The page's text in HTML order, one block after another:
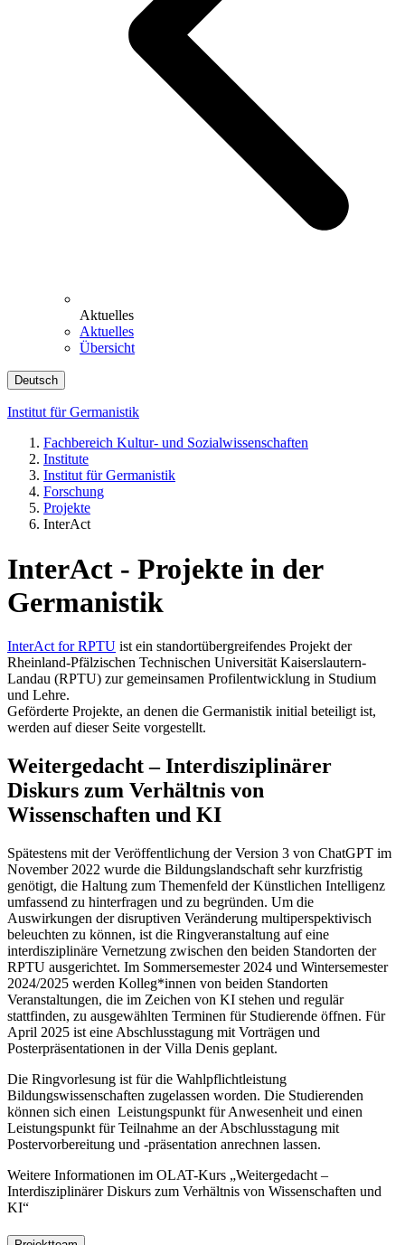
Aktuelles
Aktuelles
Übersicht
Deutsch
Institut für Germanistik
Fachbereich Kultur- und Sozialwissenschaften
Institute
Institut für Germanistik
Forschung
Projekte
InterAct
InterAct - Projekte in der
Germanistik
InterAct for RPTU ist ein standortübergreifendes Projekt der
Rheinland-Pfälzischen Technischen Universität Kaiserslautern-
Landau (RPTU) zur gemeinsamen Profilentwicklung in Studium
und Lehre.
Geförderte Projekte, an denen die Germanistik initial beteiligt ist,
werden auf dieser Seite vorgestellt.
Weitergedacht – Interdisziplinärer
Diskurs zum Verhältnis von
Wissenschaften und KI
Spätestens mit der Veröffentlichung der Version 3 von ChatGPT im
November 2022 wurde die Bildungslandschaft sehr kurzfristig
genötigt, die Haltung zum Themenfeld der Künstlichen Intelligenz
umfassend zu hinterfragen und zu begründen. Um die
Auswirkungen der disruptiven Veränderung multiperspektivisch
beleuchten zu können, ist die Ringveranstaltung auf eine
interdisziplinäre Vernetzung zwischen den beiden Standorten der
RPTU ausgerichtet. Im Sommersemester 2024 und Wintersemester
2024/2025 werden Kolleg*innen von beiden Standorten
Veranstaltungen, die im Zeichen von KI stehen und regulär
stattfinden, zu ausgewählten Terminen für Studierende öffnen. Für
April 2025 ist eine Abschlusstagung mit Vorträgen und
Posterpräsentationen in der Villa Denis geplant.
Die Ringvorlesung ist für die Wahlpflichtleistung
Bildungswissenschaften zugelassen worden. Die Studierenden
können sich einen Leistungspunkt für Anwesenheit und einen
Leistungspunkt für Teilnahme an der Abschlusstagung mit
Postervorbereitung und -präsentation anrechnen lassen.
Weitere Informationen im OLAT-Kurs „Weitergedacht –
Interdisziplinärer Diskurs zum Verhältnis von Wissenschaften und
KI“